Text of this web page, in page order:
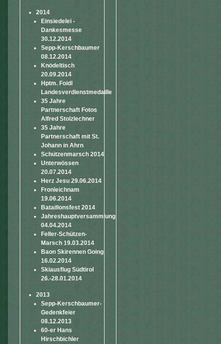
2014
Einsiedelei -
Dankesmesse
30.12.2014
Sepp-Kerschbaumer
08.12.2014
Knödeltisch
20.09.2014
Hptm. Foidl
Landesverdienstmedaille
35 Jahre
Partnerschaft Fotos
Alfred Stolzlechner
35 Jahre
Partnerschaft mit St.
Johann in Ahrn
Schützenmarsch 2014
Unterwössen
20.07.2014
Herz Jesu 29.06.2014
Fronleichnam
19.06.2014
Bataillonsfest 2014
Jahreshauptversammlung
04.04.2014
Feller-Schützen-
Marsch 19.03.2014
Baon Skirennen Going
16.02.2014
Skiausflug Südtirol
26.-28.01.2014
2013
Sepp-Kerschbaumer-
Gedenkfeier
08.12.2013
60-er Hans
Hirschbichler